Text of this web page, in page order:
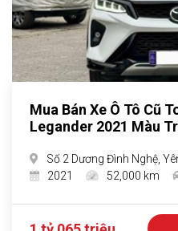
Mua Bán Xe Ô Tô Cũ
Legander 2021 Màu
Số 2 Dương Đình Nghệ,
2021
52,000 km